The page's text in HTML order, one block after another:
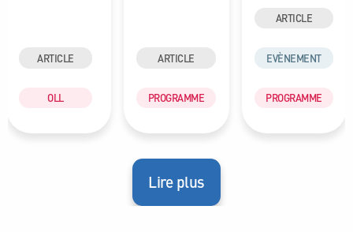
ARTICLE
OLL
ARTICLE
PROGRAMME
ARTICLE
EVÈNEMENT
PROGRAMME
Lire plus